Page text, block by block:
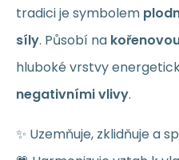
tradici je symbolem
síly. Působí na
hluboké vrstvy
negativními vlivy.
✨ Uzemňuje, zklidňuje a